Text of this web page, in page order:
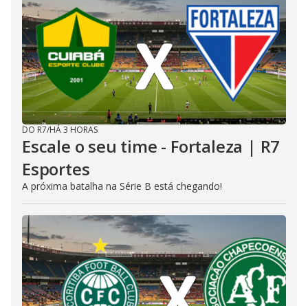
DO R7/HÁ 3 HORAS
Escale o seu time - Fortaleza | R7
Esportes
A próxima batalha na Série B está chegando!